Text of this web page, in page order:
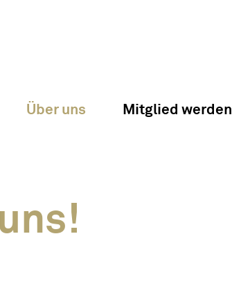
Über uns Mitglied werden